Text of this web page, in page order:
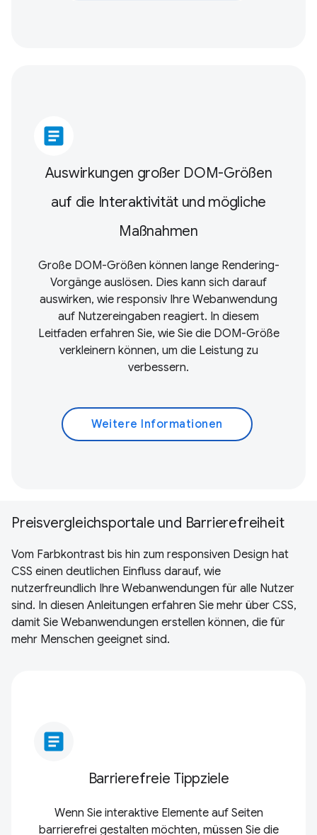
article
Auswirkungen großer DOM-Größen
auf die Interaktivität und mögliche
Maßnahmen
Große DOM-Größen können lange Rendering-
Vorgänge auslösen. Dies kann sich darauf
auswirken, wie responsiv Ihre Webanwendung
auf Nutzereingaben reagiert. In diesem
Leitfaden erfahren Sie, wie Sie die DOM-Größe
verkleinern können, um die Leistung zu
verbessern.
Weitere Informationen
Preisvergleichsportale und Barrierefreiheit
Vom Farbkontrast bis hin zum responsiven Design hat
CSS einen deutlichen Einfluss darauf, wie
nutzerfreundlich Ihre Webanwendungen für alle Nutzer
sind. In diesen Anleitungen erfahren Sie mehr über CSS,
damit Sie Webanwendungen erstellen können, die für
mehr Menschen geeignet sind.
article
Barrierefreie Tippziele
Wenn Sie interaktive Elemente auf Seiten
barrierefrei gestalten möchten, müssen Sie die